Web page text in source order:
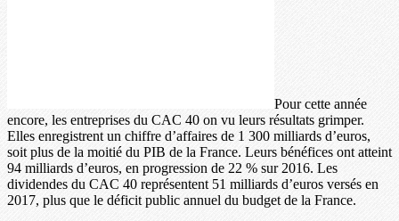
Pour cette année
encore, les entreprises du CAC 40 on vu leurs résultats grimper.
Elles enregistrent un chiffre d’affaires de 1 300 milliards d’euros,
soit plus de la moitié du PIB de la France. Leurs bénéfices ont atteint
94 milliards d’euros, en progression de 22 % sur 2016. Les
dividendes du CAC 40 représentent 51 milliards d’euros versés en
2017, plus que le déficit public annuel du budget de la France.